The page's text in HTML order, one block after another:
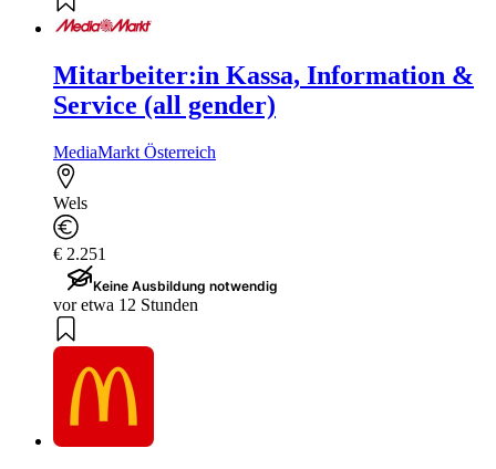
Mitarbeiter:in Kassa, Information &
Service (all gender)
MediaMarkt Österreich
Wels
€ 2.251
Keine Ausbildung notwendig
vor etwa 12 Stunden